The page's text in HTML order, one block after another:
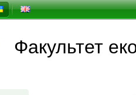
Факультет